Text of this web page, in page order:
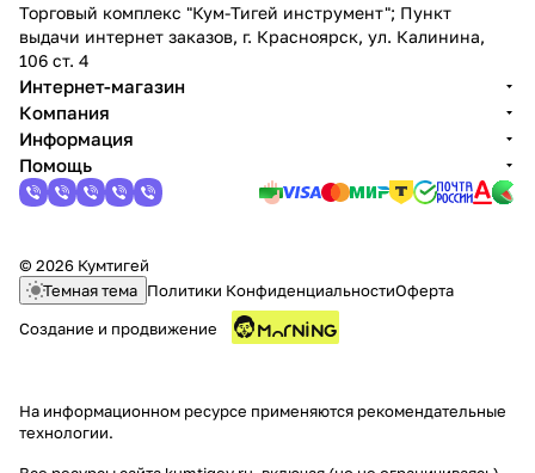
Торговый комплекс "Кум-Тигей инструмент"; Пункт
выдачи интернет заказов, г. Красноярск, ул. Калинина,
106 ст. 4
Интернет-магазин
Компания
Информация
Помощь
© 2026 Кумтигей
Темная тема Политики КонфиденциальностиОферта
Создание и продвижение
На информационном ресурсе применяются рекомендательные
технологии.